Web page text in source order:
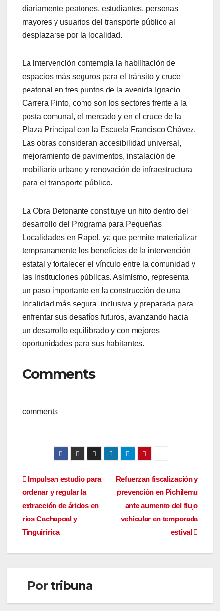
diariamente peatones, estudiantes, personas
mayores y usuarios del transporte público al
desplazarse por la localidad.
La intervención contempla la habilitación de
espacios más seguros para el tránsito y cruce
peatonal en tres puntos de la avenida Ignacio
Carrera Pinto, como son los sectores frente a la
posta comunal, el mercado y en el cruce de la
Plaza Principal con la Escuela Francisco Chávez.
Las obras consideran accesibilidad universal,
mejoramiento de pavimentos, instalación de
mobiliario urbano y renovación de infraestructura
para el transporte público.
La Obra Detonante constituye un hito dentro del
desarrollo del Programa para Pequeñas
Localidades en Rapel, ya que permite materializar
tempranamente los beneficios de la intervención
estatal y fortalecer el vínculo entre la comunidad y
las instituciones públicas. Asimismo, representa
un paso importante en la construcción de una
localidad más segura, inclusiva y preparada para
enfrentar sus desafíos futuros, avanzando hacia
un desarrollo equilibrado y con mejores
oportunidades para sus habitantes.
Comments
comments
Navegación
de
entradas
Refuerzan fiscalización y
prevención en Pichilemu
ante aumento del flujo
vehicular en temporada
estival
Impulsan estudio para
ordenar y regular la
extracción de áridos en
ríos Cachapoal y
Tinguiririca
Por tribuna